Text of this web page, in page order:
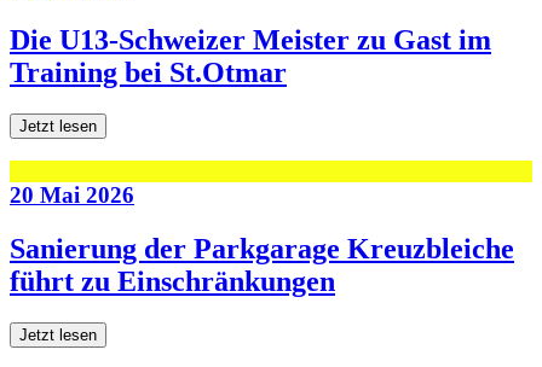
Die U13-Schweizer Meister zu Gast im
Training bei St.Otmar
Jetzt lesen
20 Mai 2026
Sanierung der Parkgarage Kreuzbleiche
führt zu Einschränkungen
Jetzt lesen